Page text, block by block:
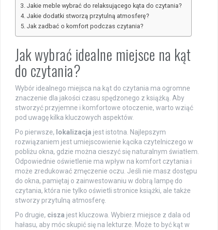
Jakie meble wybrać do relaksującego kąta do czytania?
Jakie dodatki stworzą przytulną atmosferę?
Jak zadbać o komfort podczas czytania?
Jak wybrać idealne miejsce na kąt
do czytania?
Wybór idealnego miejsca na kąt do czytania ma ogromne
znaczenie dla jakości czasu spędzonego z książką. Aby
stworzyć przyjemne i komfortowe otoczenie, warto wziąć
pod uwagę kilka kluczowych aspektów.
Po pierwsze, lokalizacja jest istotna. Najlepszym
rozwiązaniem jest umiejscowienie kącika czytelniczego w
pobliżu okna, gdzie można cieszyć się naturalnym światłem.
Odpowiednie oświetlenie ma wpływ na komfort czytania i
może zredukować zmęczenie oczu. Jeśli nie masz dostępu
do okna, pamiętaj o zainwestowaniu w dobrą lampę do
czytania, która nie tylko oświetli stronice książki, ale także
stworzy przytulną atmosferę.
Po drugie, cisza jest kluczowa. Wybierz miejsce z dala od
hałasu, aby móc skupić się na lekturze. Może to być kąt w